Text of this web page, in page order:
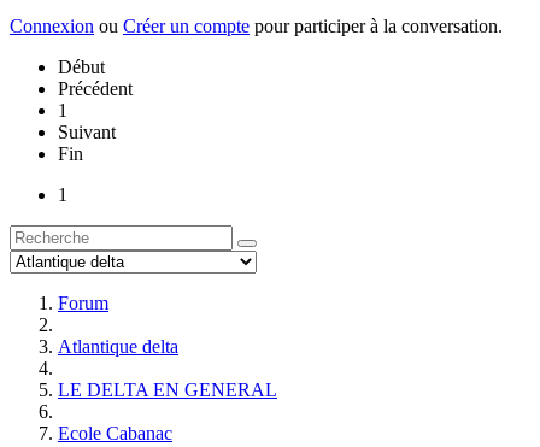
Connexion ou Créer un compte pour participer à la conversation.
Début
Précédent
1
Suivant
Fin
1
Forum
Atlantique delta
LE DELTA EN GENERAL
Ecole Cabanac